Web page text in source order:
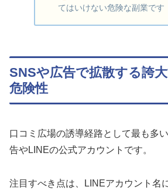
てはいけない危険な副業です
SNSや広告で拡散する誇
危険性
口コミ広場の誘導経路として最も多
告やLINEの公式アカウントです。
注目すべき点は、LINEアカウント名